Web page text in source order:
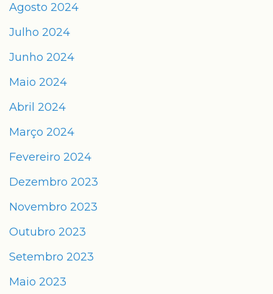
Agosto 2024
Julho 2024
Junho 2024
Maio 2024
Abril 2024
Março 2024
Fevereiro 2024
Dezembro 2023
Novembro 2023
Outubro 2023
Setembro 2023
Maio 2023